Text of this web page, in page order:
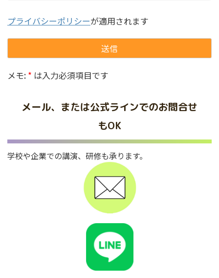
プライバシーポリシーが適用されます
メモ: * は入力必須項目です
メール、または公式ラインでのお問合せ
もOK
学校や企業での講演、研修も承ります。